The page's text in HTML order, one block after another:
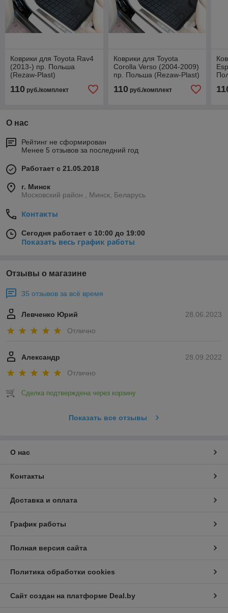
Коврики для Toyota Rav4
(2013-) пр. Польша
(Rezaw-Plast)
110 руб./комплект
Коврики для Toyota
Corolla Verso (2004-2009)
пр. Польша (Rezaw-Plast)
110руб./комплект
О нас
Рейтинг не сформирован
Менее 5 отзывов за последний год
Работает с 21.05.2018
г. Минск
Московский район , Минск, Беларусь
Контакты
Сегодня работает с 10:00 до 19:00
Показать весь график работы
Отзывы о магазине
35 отзывов за всё время
28.06.2023
Левченко Юрий
Отлично
28.09.2022
Александр
Отлично
Сделка подтверждена через корзину
Показать все отзывы
О нас
Контакты
Доставка и оплата
График работы
Полная версия сайта
Политика обработки cookies
Сайт создан на платформе Deal.by